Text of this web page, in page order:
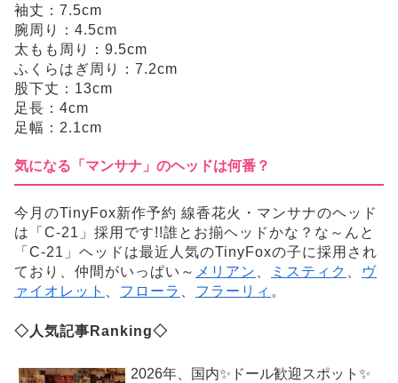
袖丈：7.5cm
腕周り：4.5cm
太もも周り：9.5cm
ふくらはぎ周り：7.2cm
股下丈：13cm
足長：4cm
足幅：2.1cm
気になる「マンサナ」のヘッドは何番？
今月のTinyFox新作予約 線香花火・マンサナのヘッド
は「C-21」採用です!!誰とお揃ヘッドかな？な～んと
「C-21」ヘッドは最近人気のTinyFoxの子に採用され
ており、仲間がいっぱい～ メリアン ミスティク
ヴ
ァイオレット
フローラ フラーリィ 。
◇人気記事Ranking◇
2026年、国内✨ドール歓迎スポット✨